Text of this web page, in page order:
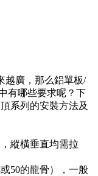
廣，那么鋁單板/
有哪些要求呢？下
系列的安裝方法及
縱橫垂直均需拉
50的龍骨），一般